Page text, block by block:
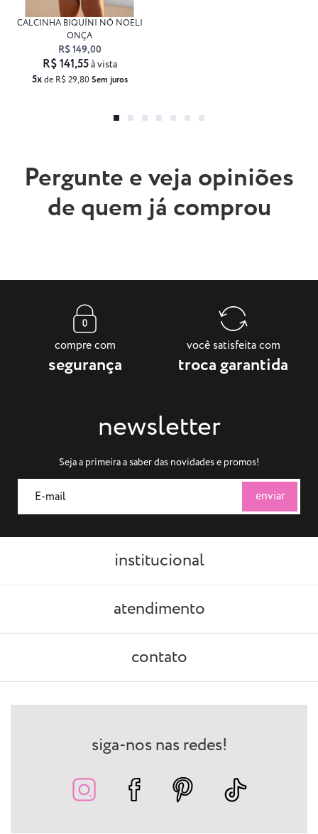
CALCINHA BIQUÍNI NÓ NOELI
ONÇA
R$ 149,00
5xde R$ 29,80 Sem juros
R$ 141,55à vista
Pergunte e veja opiniões
de quem já comprou
compre com
segurança
você satisfeita com
troca garantida
newsletter
Seja a primeira a saber das novidades e promos!
institucional
atendimento
contato
siga-nos nas redes!